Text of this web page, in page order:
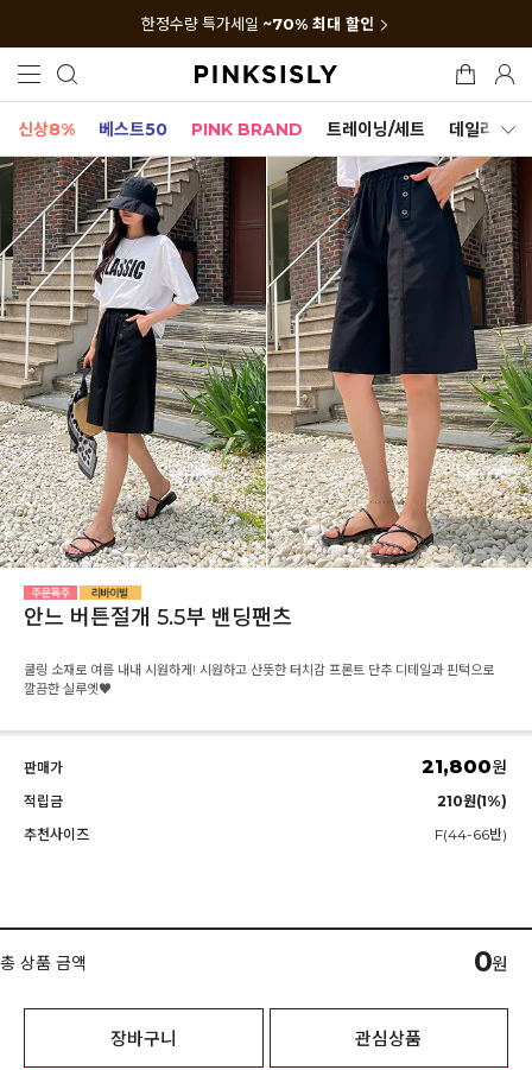
한정수량 특가세일 ~70% 최대 할인
신상8% 베스트50 PINK BRAND 트레이닝/세트 데일리세트
안느 버튼절개 5.5부 밴딩팬츠
쿨링 소재로 여름 내내 시원하게! 시원하고 산뜻한 터치감 프론트 단추 디테일과 핀턱으로
깔끔한 실루엣♥
판매가 21,800원
적립금
210원(1%)
추천사이즈
F(44-66반)
총 상품 금액 0원
장바구니 관심상품